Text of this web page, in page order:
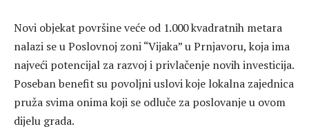
Novi objekat površine veće od 1.000 kvadratnih metara
nalazi se u Poslovnoj zoni “Vijaka” u Prnjavoru, koja ima
najveći potencijal za razvoj i privlačenje novih investicija.
Poseban benefit su povoljni uslovi koje lokalna zajednica
pruža svima onima koji se odluče za poslovanje u ovom
dijelu grada.